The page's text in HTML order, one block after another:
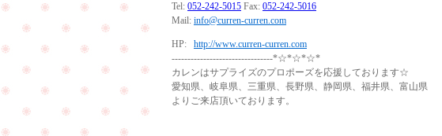
Tel: 052-242-5015 Fax: 052-242-5016
Mail: info@curren-curren.com
HP: http://www.curren-curren.com
--------------------------------*☆*☆*☆*
カレンはサプライズのプロポーズを応援しております☆
愛知県、岐阜県、三重県、長野県、静岡県、福井県、富山県
よりご来店頂いております。